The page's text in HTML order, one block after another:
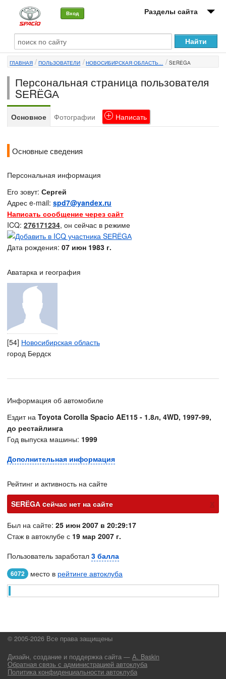
Вход Разделы сайта
О машине
Автоклуб
Форумы
Сервисы и услуги
ГЛАВНАЯ ПОЛЬЗОВАТЕЛИ НОВОСИБИРСКАЯ ОБЛАСТЬ... SЕRЁGА
Персональная страница пользователя
SЕRЁGА
Основное Фотографии Написать
Основные сведения
Персональная информация
Его зовут: Сергей
Адрес e-mail: spd7@yandex.ru
Написать сообщение через сайт
ICQ: 276171234, он сейчас в режиме
Дата рождения: 07 июн 1983 г.
Аватарка и география
[54] Новосибирская область
город Бердск
Информация об автомобиле
Ездит на Toyota Corolla Spacio AE115 - 1.8л, 4WD, 1997-99,
до рестайлинга
Год выпуска машины: 1999
Дополнительная информация
Рейтинг и активность на сайте
SЕRЁGА cейчас нет на сайте
х
Был на сайте: 25 июн 2007 в 20:29:17
Стаж в автоклубе с 19 мар 2007 г.
Пользователь заработал 3 балла
6072 место в рейтинге автоклуба
© 2005-2026 Все права защищены
Дизайн, создание и поддержка сайта — А. Baskin
Обратная связь с администрацией автоклуба
Политика конфиденциальности автоклуба